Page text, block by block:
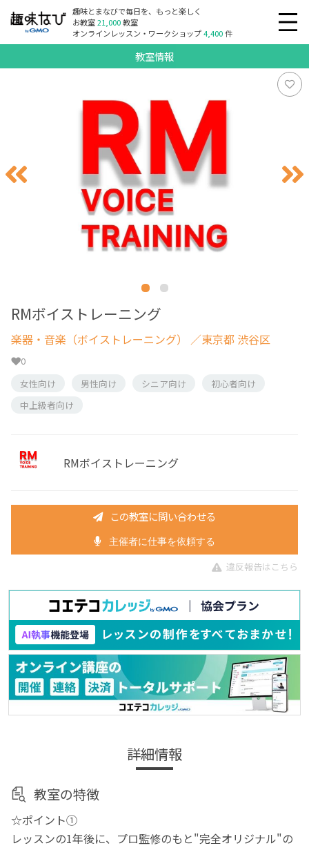
趣味とまなびで毎日を、もっと楽しく
お教室21,000教室
オンラインレッスン・ワークショップ4,400件
教室情報
RMボイストレーニング
楽器・音楽（ボイストレーニング） ／東京都 渋谷区
0
女性向け
男性向け シニア向け
初心者向け
中上級者向け
RMボイストレーニング
この教室に問い合わせる
主催者に仕事を依頼する
違反報告はこちら
詳細情報
教室の特徴
☆ポイント①
レッスンの1年後に、プロ監修のもと"完全オリジナル"の